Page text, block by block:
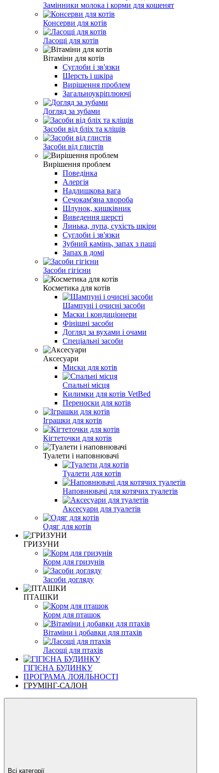
Замінники молока і корми для кошенят
Консерви для котів
Ласощі для котів
Вітаміни для котів
Суглоби і зв'язки
Шерсть і шкіра
Вирішення проблем
Загальноукріплюючі
Догляд за зубами
Засоби від бліх та кліщів
Засоби від глистів
Вирішення проблем
Поведінка
Алергія
Надлишкова вага
Сечокам'яна хвороба
Шлунок, кишківник
Виведення шерсті
Линька, лупа, сухість шкіри
Суглоби і зв'язки
Зубний камінь, запах з пащі
Запах в домі
Засоби гігієни
Косметика для котів
Шампуні і очисні засоби
Маски і кондиціонери
Фінішні засоби
Догляд за вухами і очами
Спеціальні засоби
Аксесуари
Миски для котів
Спальні місця
Килимки для котів VetBed
Переноски для котів
Іграшки для котів
Кігтеточки для котів
Туалети і наповнювачі
Туалети для котів
Наповнювачі для котячих туалетів
Аксесуари для туалетів
Одяг для котів
ГРИЗУНИ
Корм для гризунів
Засоби догляду
ПТАШКИ
Корм для пташок
Вітаміни і добавки для птахів
Ласощі для птахів
ГІГІЄНА БУДИНКУ
ПРОГРАМА ЛОЯЛЬНОСТІ
ГРУМІНГ-САЛОН
Всі категорії